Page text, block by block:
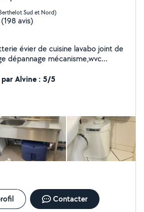
Sud et Nord)
(198 avis)
évier de cuisine lavabo joint de
dépannage mécanisme,wvc
Alvine : 5/5
Contacter